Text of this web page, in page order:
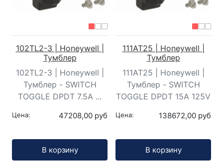
102TL2-3 | Honeywell |
Тумблер
102TL2-3 | Honeywell |
Тумблер - SWITCH
TOGGLE DPDT 7.5A ...
Цена: 47208,00 руб
В корзину
111AT25 | Honeywell |
Тумблер
111AT25 | Honeywell |
Тумблер - SWITCH
TOGGLE DPDT 15A 125V
Цена: 138672,00 руб
В корзину